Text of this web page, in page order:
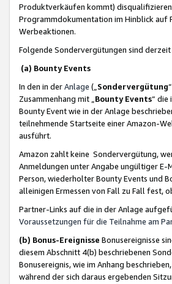
Produktverkäufen kommt)
Programmdokumentation im Hinblick auf
Werbeaktionen.
Folgende Sondervergütungen sind
(a) Bounty Events
In den in derAnlage („ Sondervergütung
Zusammenhang mit „ Bounty Events“ die
Bounty Event wie in der Anlage
teilnehmende Startseite einer Amazon-
ausführt.
Amazon zahlt keine Sondervergütung,
Anmeldungen unter Angabe ungültiger
Person, wiederholter Bounty Events und
alleinigen Ermessen von Fall zu Fall fest,
Partner-Links auf die in der Anlage
Voraussetzungen für die Teilnahme am
(b) Bonus-Ereignisse Bonusereignisse
diesem Abschnitt 4(b) beschriebenen
Bonusereignis, wie im Anhang
während der sich daraus ergebenden